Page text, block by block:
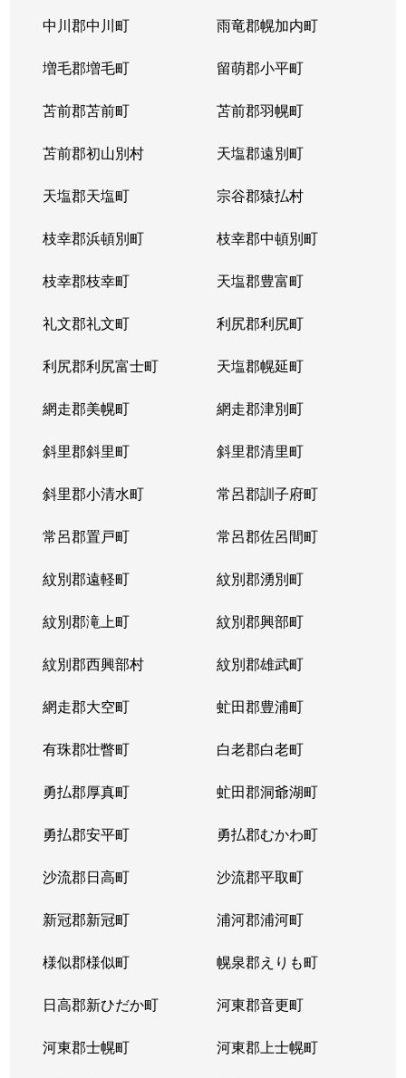
中川郡中川町 雨竜郡幌加内町
増毛郡増毛町 留萌郡小平町
苫前郡苫前町 苫前郡羽幌町
苫前郡初山別村 天塩郡遠別町
天塩郡天塩町 宗谷郡猿払村
枝幸郡浜頓別町 枝幸郡中頓別町
枝幸郡枝幸町 天塩郡豊富町
礼文郡礼文町 利尻郡利尻町
利尻郡利尻富士町 天塩郡幌延町
網走郡美幌町 網走郡津別町
斜里郡斜里町 斜里郡清里町
斜里郡小清水町 常呂郡訓子府町
常呂郡置戸町 常呂郡佐呂間町
紋別郡遠軽町 紋別郡湧別町
紋別郡滝上町 紋別郡興部町
紋別郡西興部村 紋別郡雄武町
網走郡大空町 虻田郡豊浦町
有珠郡壮瞥町 白老郡白老町
勇払郡厚真町 虻田郡洞爺湖町
勇払郡安平町 勇払郡むかわ町
沙流郡日高町 沙流郡平取町
新冠郡新冠町 浦河郡浦河町
様似郡様似町 幌泉郡えりも町
日高郡新ひだか町 河東郡音更町
河東郡士幌町 河東郡上士幌町